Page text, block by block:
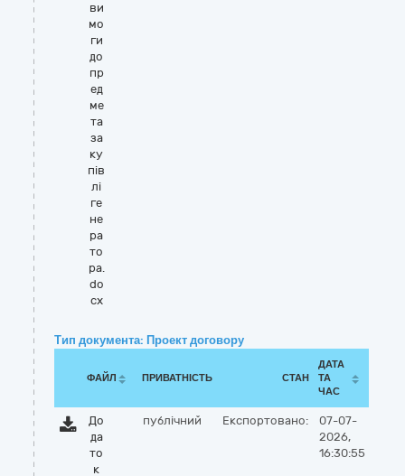
ви
мо
ги
до
пр
ед
ме
та
за
ку
пів
лі
ге
не
ра
то
ра.
do
cx
Тип документа: Проект договору
ФАЙЛ ПРИВАТНІСТЬ СТАН
ДАТА
ТА
ЧАС
До
да
то
к
публічний Експортовано:
07-07-
2026,
16:30:55